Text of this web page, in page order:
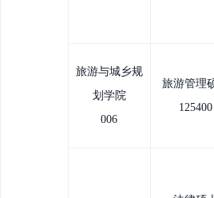
旅游与城乡规
划学院
006
旅游管理
125400